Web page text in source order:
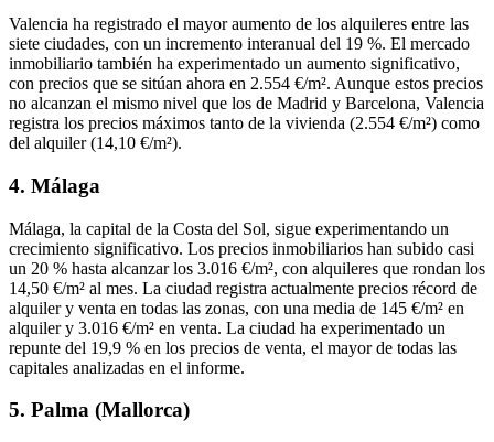
Valencia ha registrado el mayor aumento de los alquileres entre las
siete ciudades, con un incremento interanual del 19 %. El mercado
inmobiliario también ha experimentado un aumento significativo,
con precios que se sitúan ahora en 2.554 €/m². Aunque estos precios
no alcanzan el mismo nivel que los de Madrid y Barcelona, Valencia
registra los precios máximos tanto de la vivienda (2.554 €/m²) como
del alquiler (14,10 €/m²).
4. Málaga
Málaga, la capital de la Costa del Sol, sigue experimentando un
crecimiento significativo. Los precios inmobiliarios han subido casi
un 20 % hasta alcanzar los 3.016 €/m², con alquileres que rondan los
14,50 €/m² al mes. La ciudad registra actualmente precios récord de
alquiler y venta en todas las zonas, con una media de 145 €/m² en
alquiler y 3.016 €/m² en venta. La ciudad ha experimentado un
repunte del 19,9 % en los precios de venta, el mayor de todas las
capitales analizadas en el informe.
5. Palma (Mallorca)